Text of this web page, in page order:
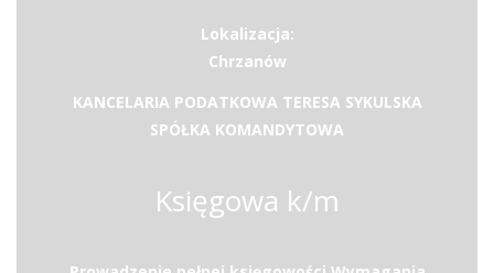
Lokalizacja:
Chrzanów
KANCELARIA PODATKOWA TERESA SYKULSKA
SPÓŁKA KOMANDYTOWA
Księgowa k/m